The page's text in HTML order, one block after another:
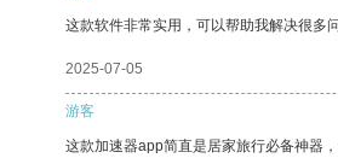
这款软件非常实用，可以帮助我解决很多
2025-07-05
游客
这款加速器app简直是居家旅行必备神器